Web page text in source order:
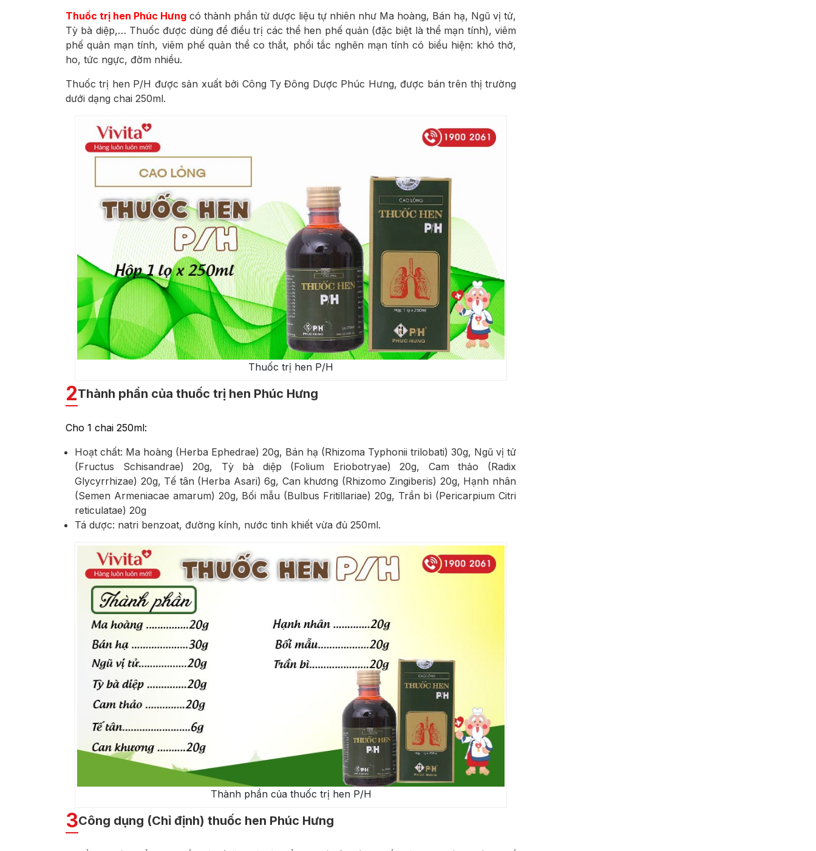
Thuốc trị hen Phúc Hưng có thành phần từ dược liệu tự nhiên như Ma hoàng, Bán hạ, Ngũ vị tử,
Tỳ bà diệp,… Thuốc được dùng để điều trị các thể hen phế quản (đặc biệt là thể mạn tính), viêm
phế quản mạn tính, viêm phế quản thể co thắt, phổi tắc nghẽn mạn tính có biểu hiện: khó thở,
ho, tức ngực, đờm nhiều.
Thuốc trị hen P/H được sản xuất bởi Công Ty Đông Dược Phúc Hưng, được bán trên thị trường
dưới dạng chai 250ml.
Thuốc trị hen P/H
2Thành phần của thuốc trị hen Phúc Hưng
Cho 1 chai 250ml:
Hoạt chất: Ma hoàng (Herba Ephedrae) 20g, Bán hạ (Rhizoma Typhonii trilobati) 30g, Ngũ vị tử
(Fructus Schisandrae) 20g, Tỳ bà diệp (Folium Eriobotryae) 20g, Cam thảo (Radix
Glycyrrhizae) 20g, Tế tân (Herba Asari) 6g, Can khương (Rhizomo Zingiberis) 20g, Hạnh nhân
(Semen Armeniacae amarum) 20g, Bối mẫu (Bulbus Fritillariae) 20g, Trần bì (Pericarpium Citri
reticulatae) 20g
Tá dược: natri benzoat, đường kính, nước tinh khiết vừa đủ 250ml.
Thành phần của thuốc trị hen P/H
3Công dụng (Chỉ định) thuốc hen Phúc Hưng